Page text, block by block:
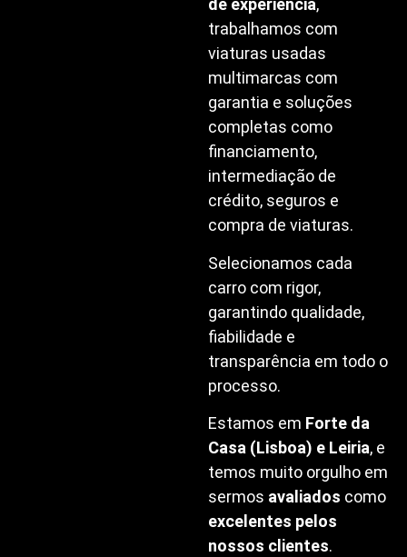
de experiência,
trabalhamos com
viaturas usadas
multimarcas com
garantia e soluções
completas como
financiamento,
intermediação de
crédito, seguros e
compra de viaturas.
Selecionamos cada
carro com rigor,
garantindo qualidade,
fiabilidade e
transparência em todo o
processo.
Estamos em Forte da
Casa (Lisboa) e Leiria, e
temos muito orgulho em
sermos avaliados como
excelentes pelos
nossos clientes.